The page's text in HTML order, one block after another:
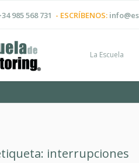
985 568 731 - ESCRÍBENOS:
La Escuela
interrupciones